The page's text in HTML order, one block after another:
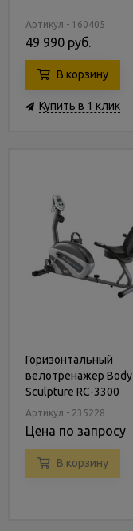
Артикул - 160405
49 990 руб.
В корзину
Купить в 1 клик
Горизонтальный
велотренажер Body
Sculpture RC-3300
Артикул - 235228
Цена по запросу
В корзину